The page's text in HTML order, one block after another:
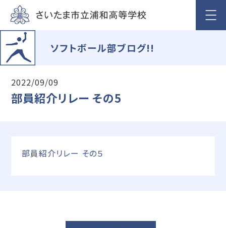
ソフトボール部ブログ!!
2022/09/09
部員紹介リレー その5
部員紹介リレー その５